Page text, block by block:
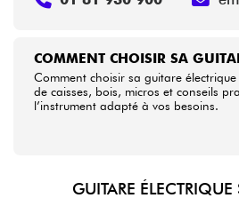
COMMENT CHOISIR SA
Comment choisir sa guitare électrique
de caisses, bois, micros et conseils
l’instrument adapté à vos besoins.
GUITARE